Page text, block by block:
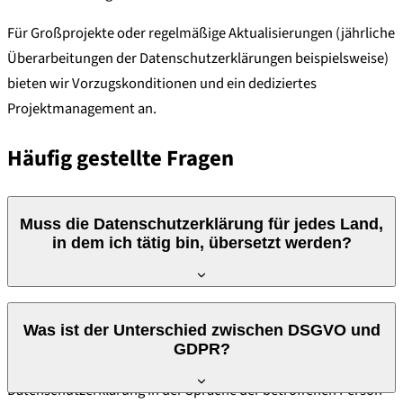
Für Großprojekte oder regelmäßige Aktualisierungen (jährliche
Überarbeitungen der Datenschutzerklärungen beispielsweise)
bieten wir Vorzugskonditionen und ein dediziertes
Projektmanagement an.
Häufig gestellte Fragen
Muss die Datenschutzerklärung für jedes Land,
in dem ich tätig bin, übersetzt werden?
die Datenverarbeitung in klarer und verständlicher Sprache
Datenschutzerklärung in der Sprache der betroffenen Person
Was ist der Unterschied zwischen DSGVO und
GDPR?